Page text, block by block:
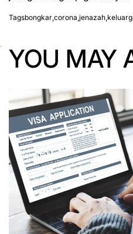
Tagsbongkar,corona,jenazah,
YOU MAY